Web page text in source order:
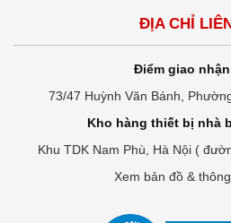
ĐỊA CHỈ
Điểm giao
73/47 Huỳnh Văn Bánh,
Kho hàng thiết bị nhà
Khu TDK Nam Phù, Hà Nội (
Xem bản đồ &